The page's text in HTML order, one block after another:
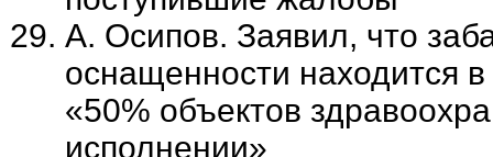
А. Осипов. Заявил, что
оснащенности находится
«50% объектов
исполнении»